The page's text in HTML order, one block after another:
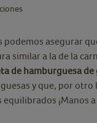
asegurar
similar a la de la
de hamburguesa
y que, por
¡Manos